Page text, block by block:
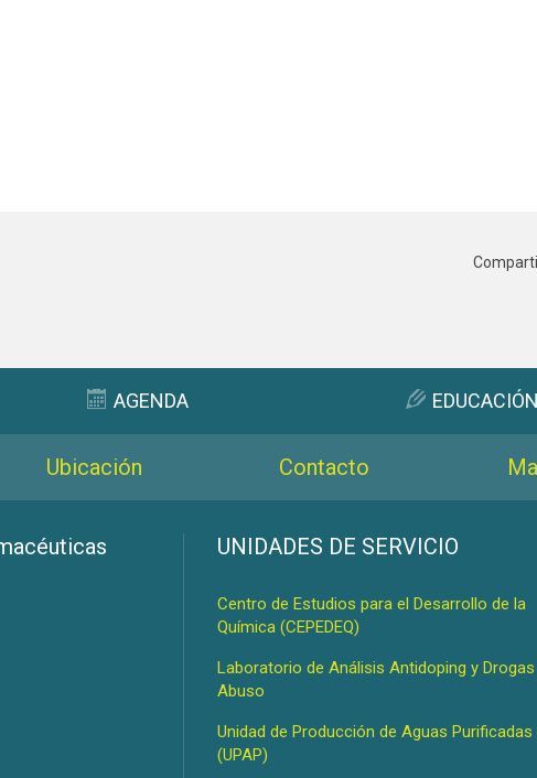
AGENDA
Ubicación Contacto
UNIDADES DE SERVICIO
Centro de Estudios para el Desarrollo de la
Química (CEPEDEQ)
Laboratorio de Análisis Antidoping y Drogas
Abuso
Unidad de Producción de Aguas Purificadas
(UPAP)